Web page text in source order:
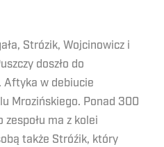
Strózik, Wojcinowicz i
doszło do
Aftyka w debiucie
Mrozińskiego. Ponad 300
ma z kolei
także Stróźik, który